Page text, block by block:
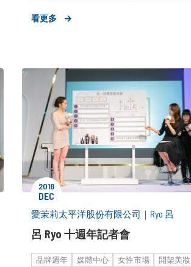
看更多
2018
DEC
愛茉莉太平洋股份有限公司 ｜ Ryo 呂
呂 Ryo 十週年記者會
品牌週年 媒體中心 女性市場
開架美妝